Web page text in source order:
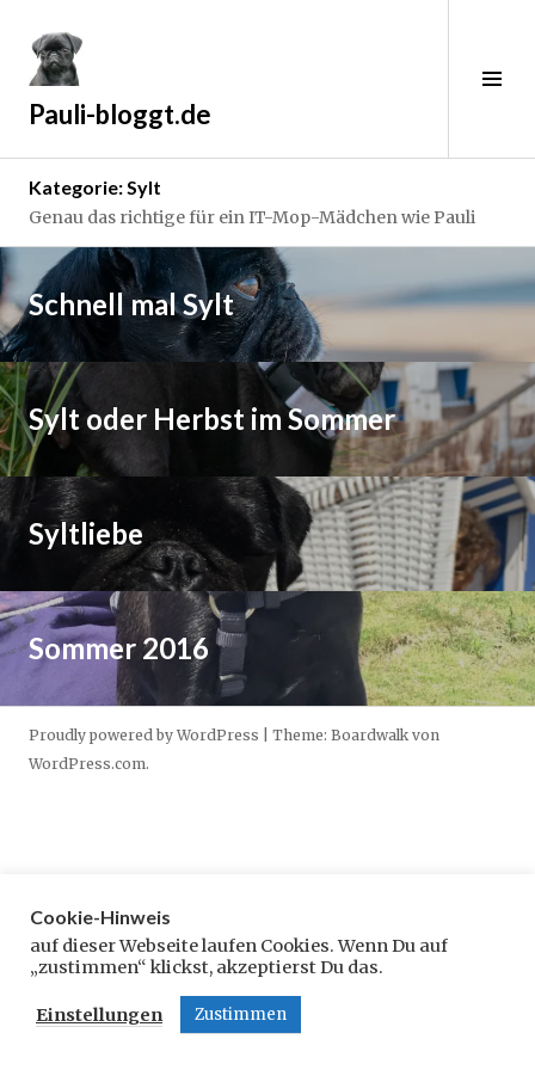
Inhalt
springen
Pauli-bloggt.de
Kategorie:Sylt
Genau das richtige für ein IT-Mop-Mädchen wie Pauli
2
2
.
A
p
r
i
l
2
2
Schnell mal Sylt
Weiterlesen
→
9
.
N
o
v
b
e
0
1
Sylt oder Herbst im Sommer
Weiterlesen
→
3
u
l
0
1
Syltliebe
Weiterlesen
→
2
J
u
6
Sommer 2016
Weiterlesen
→
Proudly powered by WordPress
Theme: Boardwalk von
WordPress.com.
Cookie-Hinweis
auf dieser Webseite laufen Cookies. Wenn Du auf
„zustimmen“ klickst, akzeptierst Du das.
Einstellungen Zustimmen